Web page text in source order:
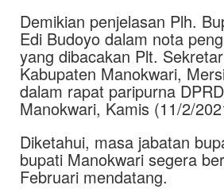
Demikian penjelasan Plh.
Edi Budoyo dalam nota
yang dibacakan Plt.
Kabupaten Manokwari,
dalam rapat paripurna
Manokwari, Kamis (11/2/
Diketahui, masa jabatan
bupati Manokwari segera
Februari mendatang.